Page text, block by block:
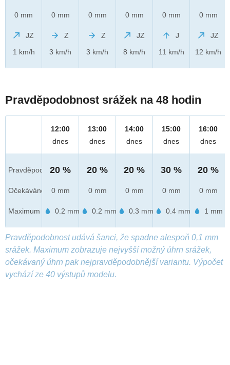
0 mm
JZ
1 km/h
0 mm
Z
3 km/h
0 mm
Z
3 km/h
0 mm
JZ
8 km/h
0 mm
J
11 km/h
0 mm
JZ
12 km/h
Pravděpodobnost srážek na 48 hodin
Pravděpod.
Očekáváno
Maximum
12:00
dnes
20 %
0 mm
0.2 mm
13:00
dnes
20 %
0 mm
0.2 mm
14:00
dnes
20 %
0 mm
0.3 mm
15:00
dnes
30 %
0 mm
0.4 mm
16:00
dnes
20 %
0 mm
1 mm
Pravděpodobnost udává šanci, že spadne alespoň 0,1 mm
srážek. Maximum zobrazuje nejvyšší možný úhrn srážek,
očekávaný úhrn pak nejpravděpodobnější variantu. Výpočet
vychází ze 40 výstupů modelu.